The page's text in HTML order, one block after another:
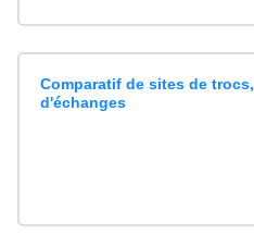
Comparatif de sites de trocs,
d'échanges